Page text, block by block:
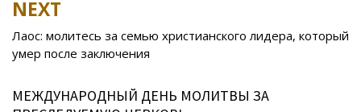
ki
NEXT
Лаос: молитесь за семью христианского лидера, который
умер после заключения
МЕЖДУНАРОДНЫЙ ДЕНЬ МОЛИТВЫ ЗА